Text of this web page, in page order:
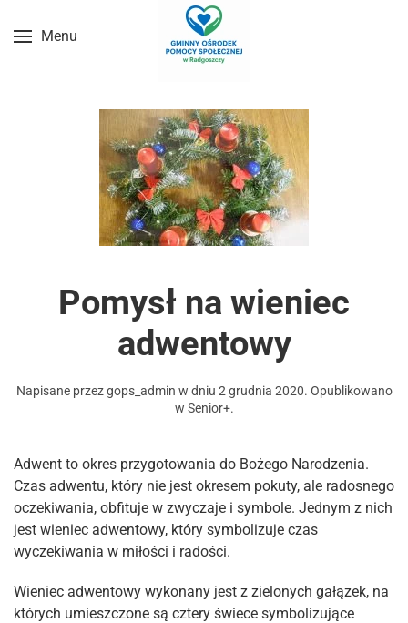
Przejdź do treści głównej
Menu
Pomysł na wieniec
adwentowy
Napisane przezgops_admin w dniu 2 grudnia 2020. Opublikowano
w Senior+.
Adwent to okres przygotowania do Bożego Narodzenia.
Czas adwentu, który nie jest okresem pokuty, ale radosnego
oczekiwania, obfituje w zwyczaje i symbole. Jednym z nich
jest wieniec adwentowy, który symbolizuje czas
wyczekiwania w miłości i radości.
Wieniec adwentowy wykonany jest z zielonych gałązek, na
których umieszczone są cztery świece symbolizujące